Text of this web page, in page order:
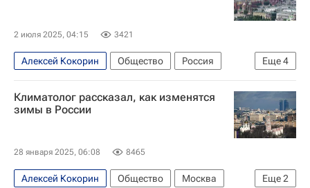
2 июля 2025, 04:15 3421
Еще4
Алексей Кокорин Общество
Россия
Вологодская область
Москва
Роман Вильфанд
Гидрометцентр
Климатолог рассказал, как изменятся
зимы в России
28 января 2025, 06:08 8465
Еще2
Алексей Кокорин Общество
Москва